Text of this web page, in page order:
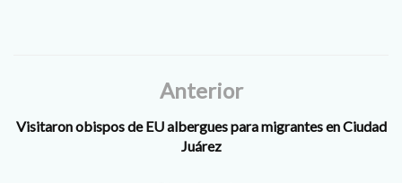
Anterior
Visitaron obispos de EU albergues para migrantes en Ciudad
Juárez